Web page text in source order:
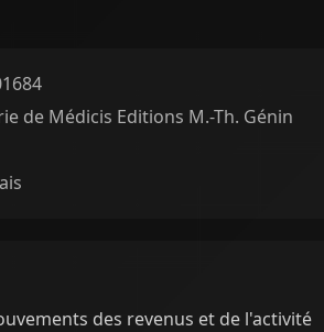
de Médicis Editions M.-Th. Génin
des revenus et de l'activité